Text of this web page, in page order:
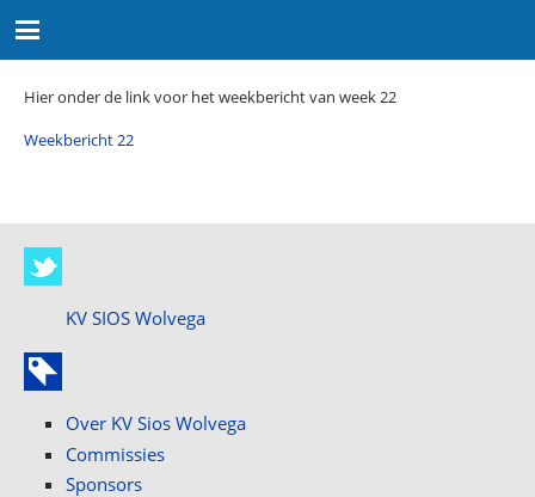
Hier onder de link voor het weekbericht van week 22
Weekbericht 22
KV SIOS Wolvega
Over KV Sios Wolvega
Commissies
Sponsors